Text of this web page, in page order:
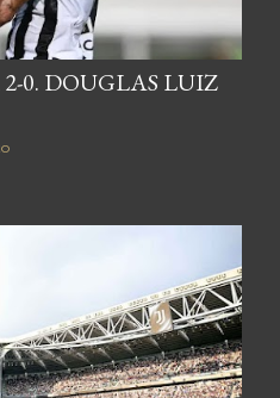
0. DOUGLAS LUIZ